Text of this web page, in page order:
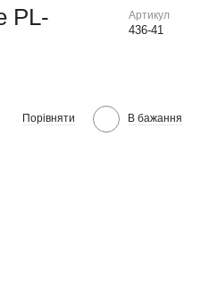
PL-
Артикул
436-41
Порівняти В бажання